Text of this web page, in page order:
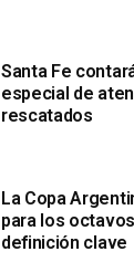
Santa Fe
especial de
rescatados
La Copa
para los
definición clave